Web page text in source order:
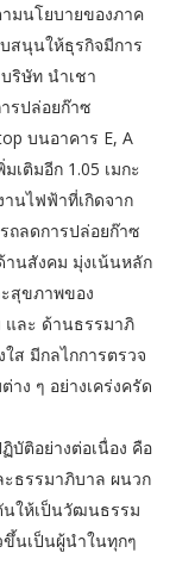
มนโยบายของภาค
สนุนให้ธุรกิจมีการ
ริษัท นำเชา
รปล่อยก๊าซ
บนอาคาร E, A
เติมอีก 1.05 เมกะ
นไฟฟ้าที่เกิดจาก
ถลดการปล่อยก๊าซ
านสังคม มุ่งเน้นหลัก
สุขภาพของ
ละ ด้านธรรมาภิ
ส มีกลไกการตรวจ
ง ๆ อย่างเคร่งครัด
บัติอย่างต่อเนื่อง คือ
ธรรมาภิบาล ผนวก
นให้เป็นวัฒนธรรม
นเป็นผู้นำในทุกๆ